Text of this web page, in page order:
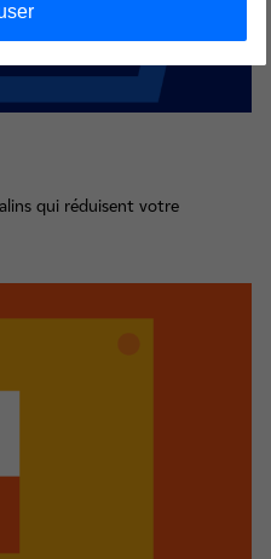
qui réduisent votre